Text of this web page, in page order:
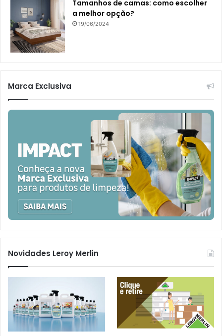
Tamanhos de camas: como escolher
a melhor opção?
19/06/2024
Marca Exclusiva
Novidades Leroy Merlin